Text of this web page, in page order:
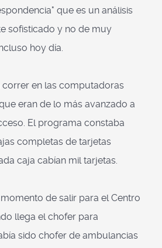
que es un análisis
sofisticado y no de muy
hoy día.
en las computadoras
eran de lo más avanzado a
El programa constaba
completas de tarjetas
caja cabían mil tarjetas.
de salir para el Centro
llega el chofer para
sido chofer de ambulancias